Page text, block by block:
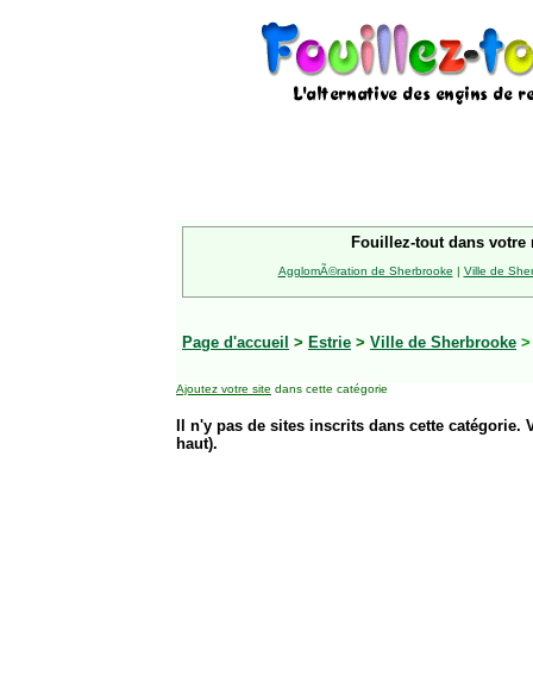
Fouillez-tout dans votre
AgglomÃ©ration de Sherbrooke | Ville de
Page d'accueil > Estrie > Ville de Sherbrooke
Ajoutez votre site dans cette catégorie
Il n'y pas de sites inscrits dans cette
haut).